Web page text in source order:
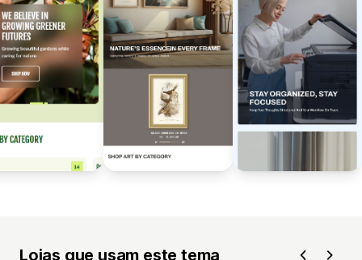
Lojas que usam este tema